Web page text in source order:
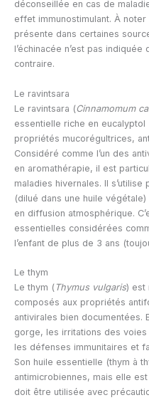
déconseillée en cas de
effet immunostimulant. À noter
présente dans certaines
l’échinacée n’est pas
contraire.
Le ravintsara
Le ravintsara (Cinnamomum
essentielle riche en
propriétés mucorégultrices,
Considéré comme l’un des
en aromathérapie, il est
maladies hivernales. Il
(dilué dans une huile
en diffusion atmosphérique.
essentielles considérées
l’enfant de plus de 3 ans
Le thym
Le thym ( Thymus vulgaris) est
composés aux propriétés
antivirales bien documentées.
gorge, les irritations des
les défenses immunitaires et
Son huile essentielle (thym à
antimicrobiennes, mais elle
doit être utilisée avec